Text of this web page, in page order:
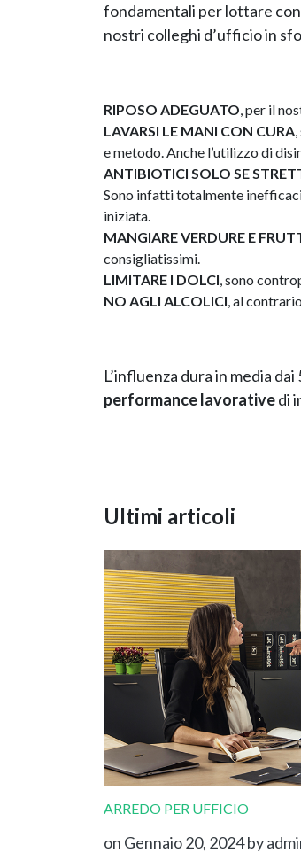
fondamentali per lottare
nostri colleghi d’ufficio in
RIPOSO ADEGUATO, per il
LAVARSI LE MANI CON CURA
e metodo. Anche l’utilizzo di
ANTIBIOTICI SOLO SE
Sono infatti totalmente
iniziata.
MANGIARE VERDURE E
consigliatissimi.
LIMITARE I DOLCI, sono
NO AGLI ALCOLICI, al
L’influenza dura in media
performance lavorativedi
Ultimi articoli
ARREDO PER UFFICIO
on Gennaio 20, 2024by